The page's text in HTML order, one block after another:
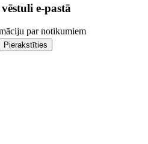
e-pastā
par notikumiem